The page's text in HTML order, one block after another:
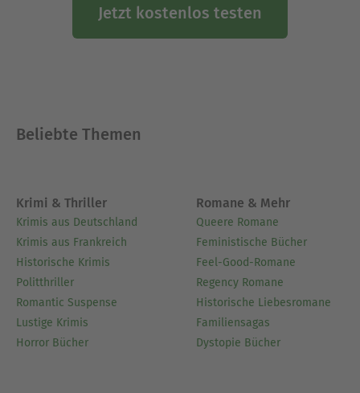
Jetzt kostenlos testen
Beliebte Themen
Krimi & Thriller
Krimis aus Deutschland
Krimis aus Frankreich
Historische Krimis
Politthriller
Romantic Suspense
Lustige Krimis
Horror Bücher
Romane & Mehr
Queere Romane
Feministische Bücher
Feel-Good-Romane
Regency Romane
Historische Liebesromane
Familiensagas
Dystopie Bücher